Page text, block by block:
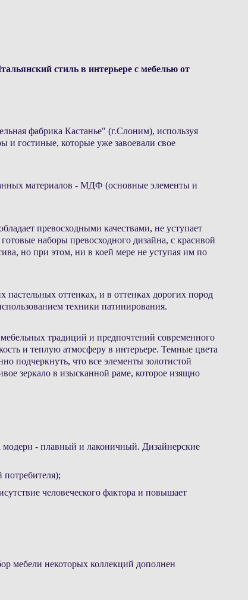
стиль в интерьере с мебелью от
фабрика Кастанье" (г.Слоним), используя
и гостиные, которые уже завоевали свое
материалов - МДФ (основные элементы и
превосходными качествами, не уступает
наборы превосходного дизайна, с красивой
но при этом, ни в коей мере не уступая им по
оттенках, и в оттенках дорогих пород
техники патинирования.
традиций и предпочтений современного
и теплую атмосферу в интерьере. Темные цвета
подчеркнуть, что все элементы золотистой
зеркало в изысканной раме, которое изящно
модерн - плавный и лаконичный. Дизайнерские
человеческого фактора и повышает
мебели некоторых коллекций дополнен